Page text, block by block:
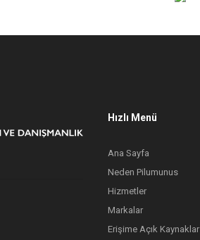
Hızlı Menü
Ana Sayfa
Neden Pilumunus
Hizmetler
Markalar
Erişime Açık Kaynaklar